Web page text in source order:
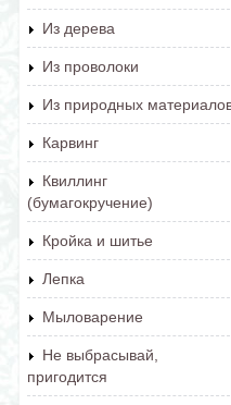
Из дерева
Из проволоки
Из природных
Карвинг
Квиллинг
(бумагокручение)
Кройка и шитье
Лепка
Мыловарение
Не выбрасывай,
пригодится